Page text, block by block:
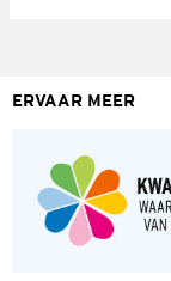
ERVAAR MEER